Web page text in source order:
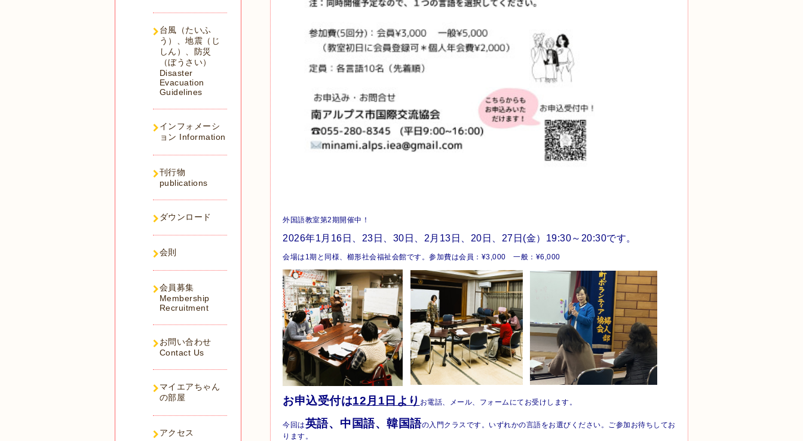
外国語教室第2期開催中！
2026年1月16日、23日、30日、2月13日、20日、27日(金）19:30～20:30です。
会場は1期と同様、櫛形社会福祉会館です。参加費は会員：¥3,000 一般：¥6,000
お申込受付は12月1日より お電話、メール、フォームにてお受けします。
今回は英語、中国語、韓国語の入門クラスです。いずれかの言語をお選びください。ご参加お待ちしてお
ります。
台風（たいふ
う）、地震（じ
しん）、防災
（ぼうさい）
Disaster
Evacuation
Guidelines
インフォメーシ
ョン Information
刊行物
publications
ダウンロード
会則
会員募集
Membership
Recruitment
お問い合わせ
Contact Us
マイエアちゃん
の部屋
アクセス